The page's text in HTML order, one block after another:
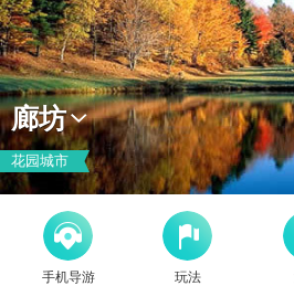
廊坊
花园城市
手机导游 玩法